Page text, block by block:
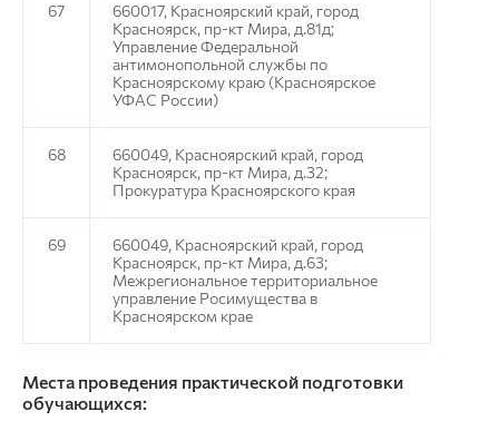
67
660017, Красноярский край, город
Красноярск, пр-кт Мира, д.81д;
Управление Федеральной
антимонопольной службы по
Красноярскому краю (Красноярское
УФАС России)
68
660049, Красноярский край, город
Красноярск, пр-кт Мира, д.32;
Прокуратура Красноярского края
69
660049, Красноярский край, город
Красноярск, пр-кт Мира, д.63;
Межрегиональное территориальное
управление Росимущества в
Красноярском крае
Места проведения практической подготовки
обучающихся: